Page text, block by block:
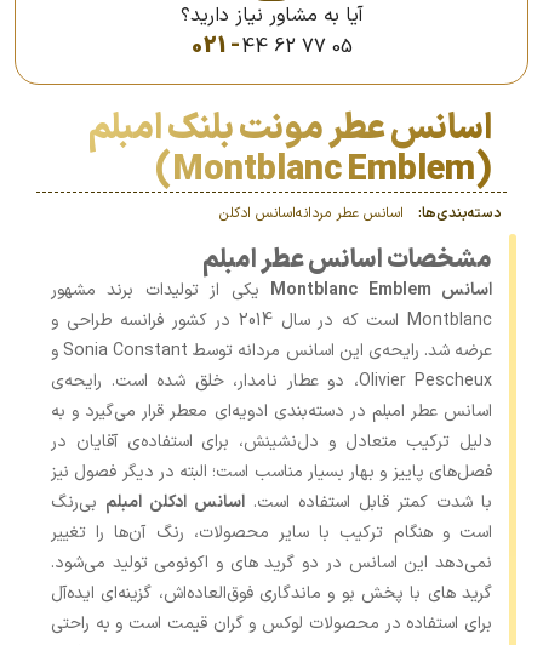
آیا به مشاور نیاز دارید؟
021 -44 62 77 05
اسانس عطر مونت بلنک امبلم
(Montblanc Emblem)
دسته‌بندی‌ها: اسانس عطر مردانهاسانس‌ ادکلن
مشخصات اسانس عطر امبلم
اسانس Montblanc Emblem
یکی از تولیدات برند مشهور
Montblanc است که در سال 2014 در کشور فرانسه طراحی و
عرضه شد. رایحه‌ی این اسانس مردانه توسط Sonia Constant و
Olivier Pescheux، دو عطار نامدار، خلق شده است. رایحه‌ی
اسانس عطر امبلم در دسته‌بندی ادویه‌ای معطر قرار می‌گیرد و به
‌دلیل ترکیب متعادل و دل‌نشینش، برای استفاده‌ی آقایان در
فصل‌های پاییز و بهار بسیار مناسب است؛ البته در دیگر فصول نیز
با شدت کمتر قابل استفاده است. اسانس ادکلن امبلم بی‌رنگ
است و هنگام ترکیب با سایر محصولات، رنگ آن‌ها را تغییر
نمی‌دهد این اسانس در دو گرید های و اکونومی تولید می‌شود.
گرید های با پخش بو و ماندگاری فوق‌العاده‌اش، گزینه‌ای ایده‌آل
برای استفاده در محصولات لوکس و گران ‌قیمت است و به ‌راحتی